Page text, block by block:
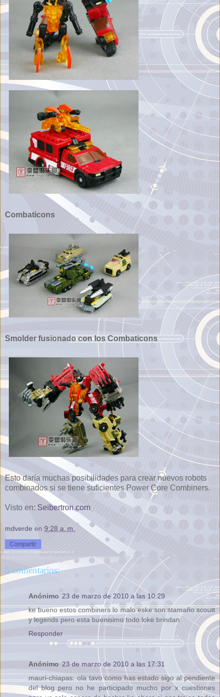
Combaticons
Smolder fusionado con los Combaticons
Esto daría muchas posibilidades para crear nuevos robots
combinados si se tiene suficientes Power Core Combiners.
Visto en: Seibertron.com
mdverde en 9:28 a. m.
Compartir
5 comentarios:
Anónimo 23 de marzo de 2010 a las 10:29
ke bueno estos combiners lo malo eske son stamaño scoutt
y legends pero esta buenisimo todo loke brindan
Responder
Anónimo 23 de marzo de 2010 a las 17:31
mauri-chiapas: ola tavo como has estado sigo al pendiente
del blog pero no he participado mucho por x cuestiones